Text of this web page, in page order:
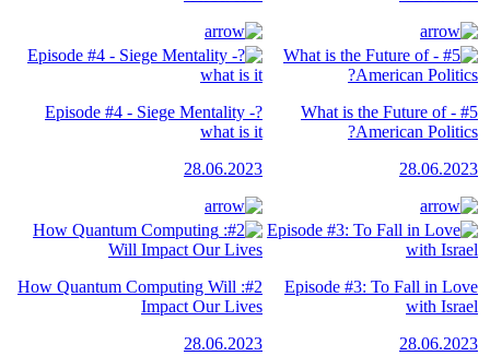
#5 - What is the Future of
American Politics?
28.06.2023
?Episode #4 - Siege Mentality -
what is it
28.06.2023
Episode #3: To Fall in Love
with Israel
28.06.2023
#2: How Quantum Computing Will
Impact Our Lives
28.06.2023